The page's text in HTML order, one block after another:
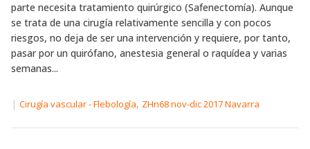
parte necesita tratamiento quirúrgico (Safenectomía). Aunque
se trata de una cirugía relativamente sencilla y con pocos
riesgos, no deja de ser una intervención y requiere, por tanto,
pasar por un quirófano, anestesia general o raquídea y varias
semanas...
| Cirugía vascular - Flebología, ZHn68 nov-dic 2017 Navarra